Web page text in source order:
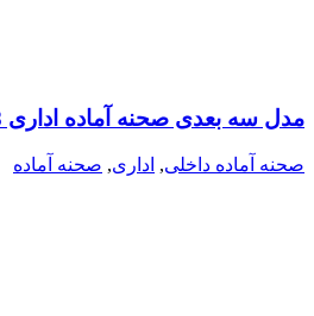
مدل سه بعدی صحنه آماده اداری 058
صحنه آماده داخلی, اداری, صحنه آماده